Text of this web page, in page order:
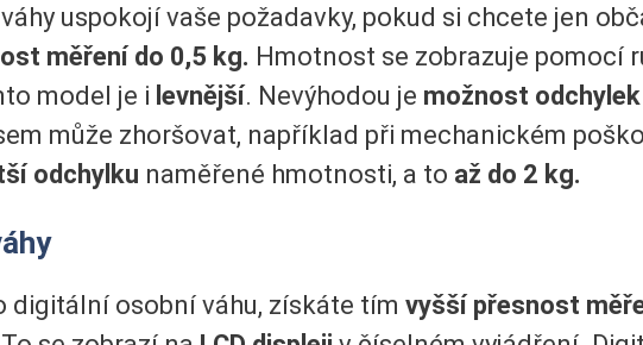
uspokojí vaše požadavky, pokud si chcete jen
měření do 0,5 kg. Hmotnost se zobrazuje pomocí
model je i levnější. Nevýhodou je možnost odchylek
může zhoršovat, například při mechanickém
odchylku naměřené hmotnosti, a to až do 2 kg.
digitální osobní váhu, získáte tím vyšší přesnost